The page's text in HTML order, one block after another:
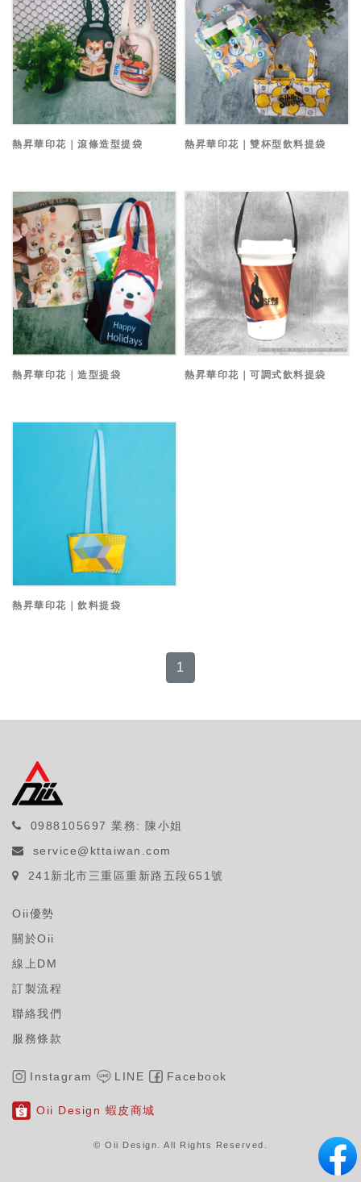
熱昇華印花｜滾條造型提袋 熱昇華印花｜雙杯型飲料提袋
熱昇華印花｜造型提袋 熱昇華印花｜可調式飲料提袋
熱昇華印花｜飲料提袋
1
0988105697 業務: 陳小姐
service@kttaiwan.com
241新北市三重區重新路五段651號
Oii優勢
關於Oii
線上DM
訂製流程
聯絡我們
服務條款
Instagram LINE Facebook
Oii Design 蝦皮商城
© Oii Design. All Rights Reserved